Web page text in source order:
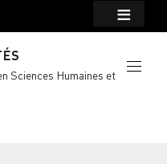
Sciences Humaines et